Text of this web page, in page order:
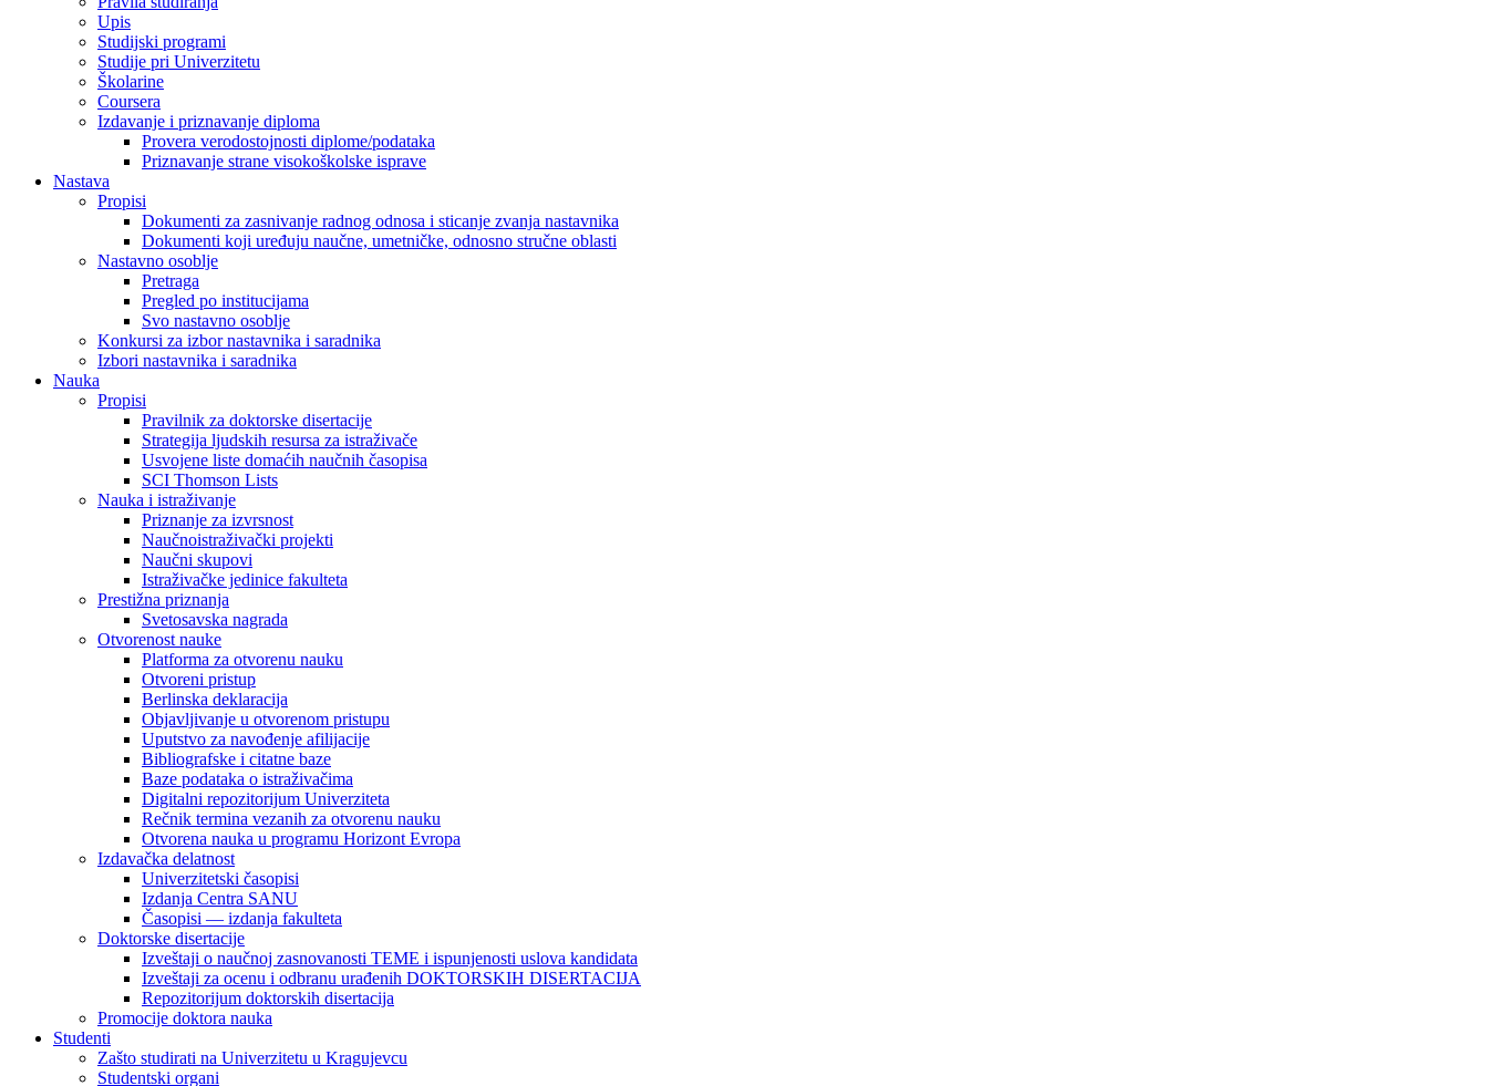
Upis
Studijski programi
Studije pri Univerzitetu
Školarine
Coursera
Izdavanje i priznavanje diploma
Provera verodostojnosti diplome/podataka
Priznavanje strane visokoškolske isprave
Nastava
Propisi
Dokumenti za zasnivanje radnog odnosa i sticanje zvanja nastavnika
Dokumenti koji uređuju naučne, umetničke, odnosno stručne oblasti
Nastavno osoblje
Pretraga
Pregled po institucijama
Svo nastavno osoblje
Konkursi za izbor nastavnika i saradnika
Izbori nastavnika i saradnika
Nauka
Propisi
Pravilnik za doktorske disertacije
Strategija ljudskih resursa za istraživače
Usvojene liste domaćih naučnih časopisa
SCI Thomson Lists
Nauka i istraživanje
Priznanje za izvrsnost
Naučnoistraživački projekti
Naučni skupovi
Istraživačke jedinice fakulteta
Prestižna priznanja
Svetosavska nagrada
Otvorenost nauke
Platforma za otvorenu nauku
Otvoreni pristup
Berlinska deklaracija
Objavljivanje u otvorenom pristupu
Uputstvo za navođenje afilijacije
Bibliografske i citatne baze
Baze podataka o istraživačima
Digitalni repozitorijum Univerziteta
Rečnik termina vezanih za otvorenu nauku
Otvorena nauka u programu Horizont Evropa
Izdavačka delatnost
Univerzitetski časopisi
Izdanja Centra SANU
Časopisi — izdanja fakulteta
Doktorske disertacije
Izveštaji o naučnoj zasnovanosti TEME i ispunjenosti uslova kandidata
Izveštaji za ocenu i odbranu urađenih DOKTORSKIH DISERTACIJA
Repozitorijum doktorskih disertacija
Promocije doktora nauka
Studenti
Zašto studirati na Univerzitetu u Kragujevcu
Studentski organi